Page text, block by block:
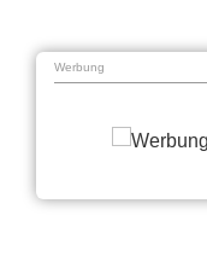
Werbung